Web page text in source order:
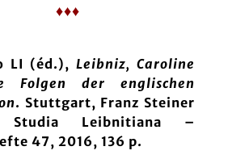
♦♦♦
LI (éd.),Leibniz, Caroline
Folgen der englischen
. Stuttgart, Franz Steiner
Studia Leibnitiana –
47, 2016, 136 p.